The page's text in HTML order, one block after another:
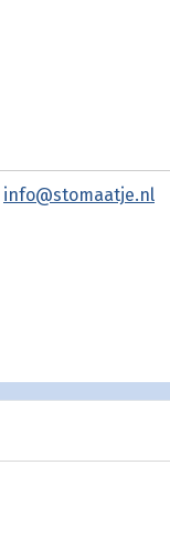
info@stomaatje.nl